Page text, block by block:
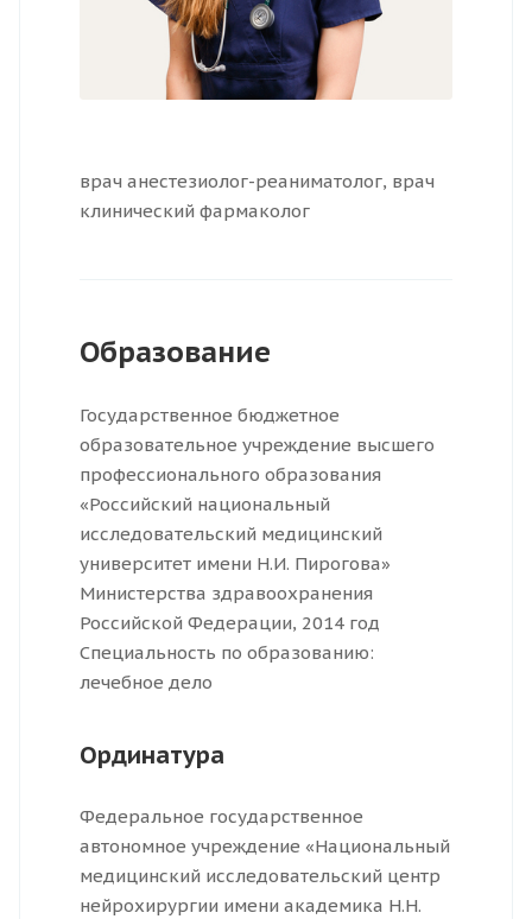
врач анестезиолог-реаниматолог, врач
клинический фармаколог
Образование
Государственное бюджетное
образовательное учреждение высшего
профессионального образования
«Российский национальный
исследовательский медицинский
университет имени Н.И. Пирогова»
Министерства здравоохранения
Российской Федерации, 2014 год
Специальность по образованию:
лечебное дело
Ординатура
Федеральное государственное
автономное учреждение «Национальный
медицинский исследовательский центр
нейрохирургии имени академика Н.Н.